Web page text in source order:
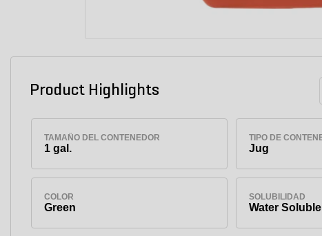
Product Highlights
TAMAÑO DEL CONTENEDOR
1 gal.
TIPO DE
Jug
COLOR
Green
SOLUBILIDAD
Water Soluble